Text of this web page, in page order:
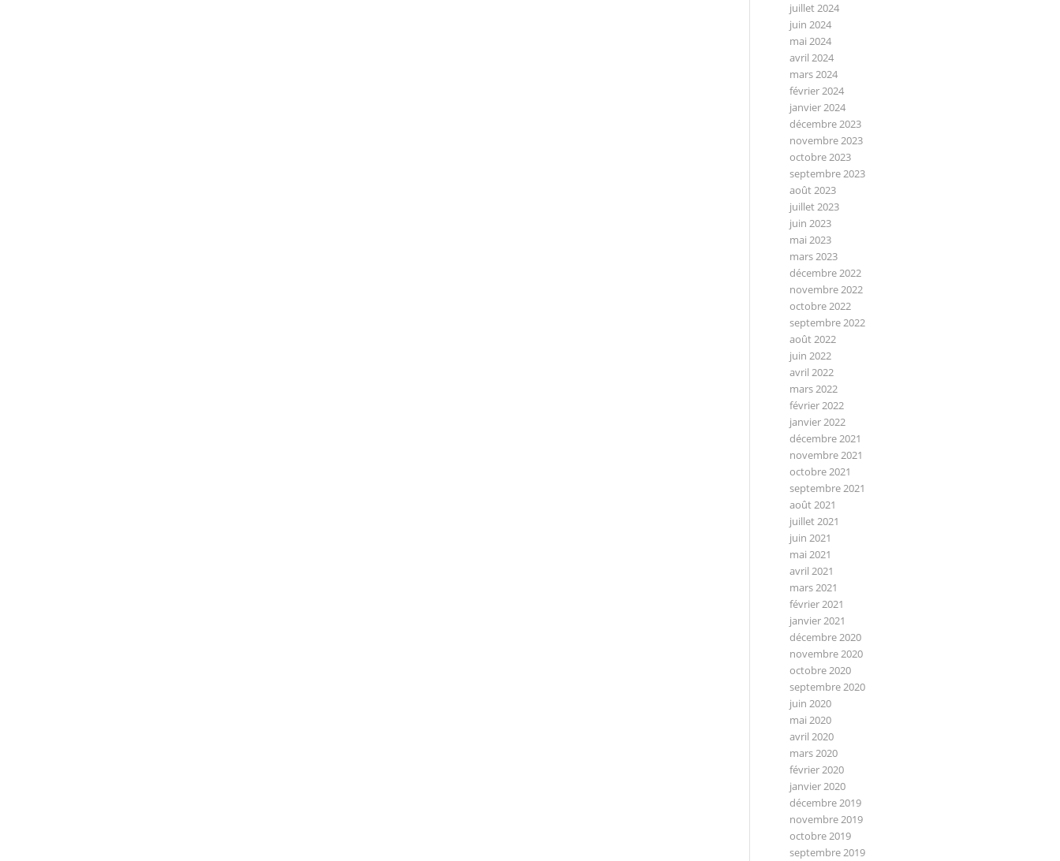
juillet 2024
juin 2024
mai 2024
avril 2024
mars 2024
février 2024
janvier 2024
décembre 2023
novembre 2023
octobre 2023
septembre 2023
août 2023
juillet 2023
juin 2023
mai 2023
mars 2023
décembre 2022
novembre 2022
octobre 2022
septembre 2022
août 2022
juin 2022
avril 2022
mars 2022
février 2022
janvier 2022
décembre 2021
novembre 2021
octobre 2021
septembre 2021
août 2021
juillet 2021
juin 2021
mai 2021
avril 2021
mars 2021
février 2021
janvier 2021
décembre 2020
novembre 2020
octobre 2020
septembre 2020
juin 2020
mai 2020
avril 2020
mars 2020
février 2020
janvier 2020
décembre 2019
novembre 2019
octobre 2019
septembre 2019